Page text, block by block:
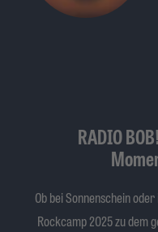
RADIO
Ob bei Sonnenschein
Rockcamp 2025 zu dem